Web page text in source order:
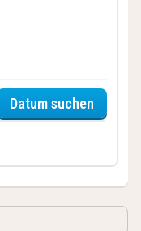
Datum suchen